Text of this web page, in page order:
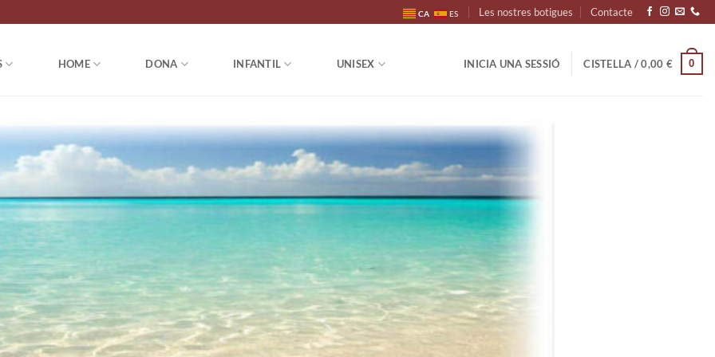
CA ES Les nostres botigues Contacte
HOME DONA INFANTIL UNISEX INICIA UNA SESSIÓ CISTELLA /0,00 € 0